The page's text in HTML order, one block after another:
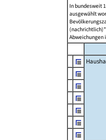
In bundesweit
ausgewählt
Abweichungen